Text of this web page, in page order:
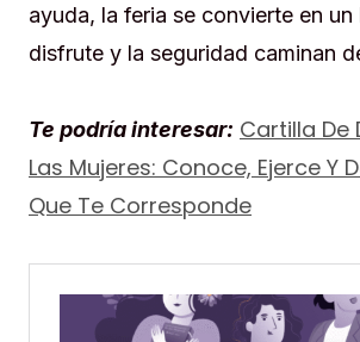
ayuda, la feria se convierte en
disfrute y la seguridad caminan
Te podría interesar: Cartilla De
Las Mujeres: Conoce, Ejerce Y
Que Te Corresponde